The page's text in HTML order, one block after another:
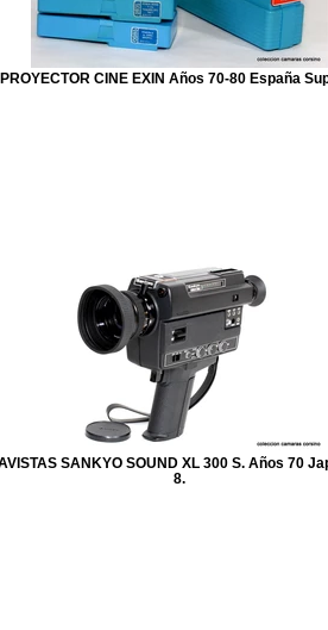
PROYECTOR CINE EXIN Años 70-80 España
SANKYO SOUND XL 300 S. Años 70
8.